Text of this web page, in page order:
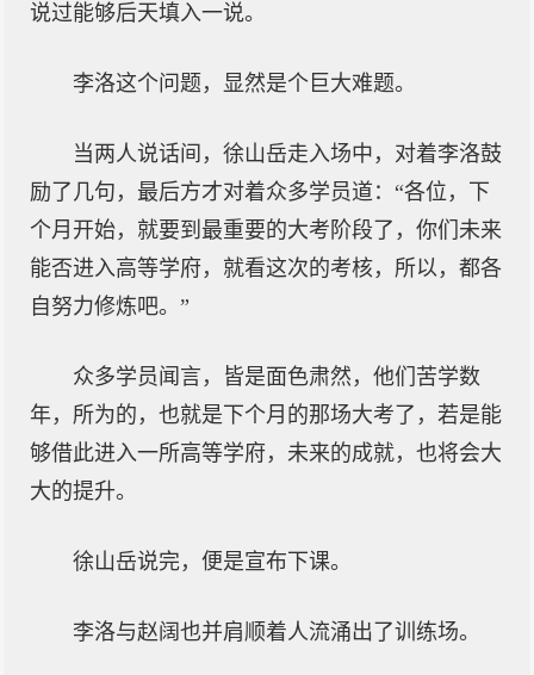
说过能够后天填入一说。
李洛这个问题，显然是个巨大难题。
当两人说话间，徐山岳走入场中，对着李洛鼓
励了几句，最后方才对着众多学员道：“各位，下
个月开始，就要到最重要的大考阶段了，你们未来
能否进入高等学府，就看这次的考核，所以，都各
自努力修炼吧。”
众多学员闻言，皆是面色肃然，他们苦学数
年，所为的，也就是下个月的那场大考了，若是能
够借此进入一所高等学府，未来的成就，也将会大
大的提升。
徐山岳说完，便是宣布下课。
李洛与赵阔也并肩顺着人流涌出了训练场。